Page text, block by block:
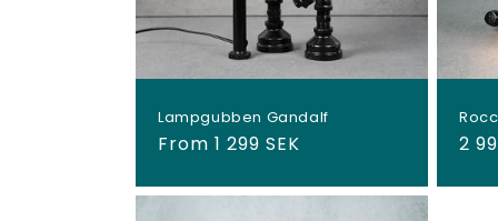
Lampgubben Gandalf
Regular
From 1 299 SEK 2